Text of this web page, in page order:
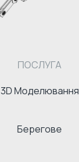
ПОСЛУГА
3D Моделювання
Берегове